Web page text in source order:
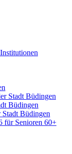
Stadt Büdingen
Büdingen
Stadt Büdingen
für Senioren 60+